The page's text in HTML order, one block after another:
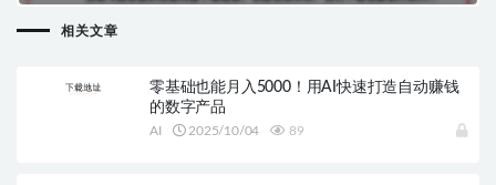
相关文章
零基础也能月入5000！用AI快速打造自动赚钱
的数字产品
AI 2025/10/04 89